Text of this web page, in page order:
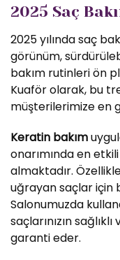
2025 Saç
2025 yılında saç
görünüm,
bakım rutinleri ön
Kuaför olarak, bu
müşterilerimize en
Keratin bakım
onarımında en
almaktadır.
uğrayan saçlar için
Salonumuzda
saçlarınızın
garanti eder.